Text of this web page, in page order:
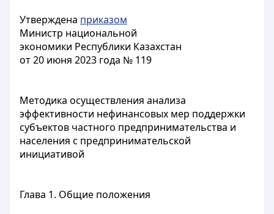
Утверждена приказом
Министр национальной
экономики Республики Казахстан
от 20 июня 2023 года № 119
Методика осуществления анализа
эффективности нефинансовых мер поддержки
субъектов частного предпринимательства и
населения с предпринимательской
инициативой
Глава 1. Общие положения